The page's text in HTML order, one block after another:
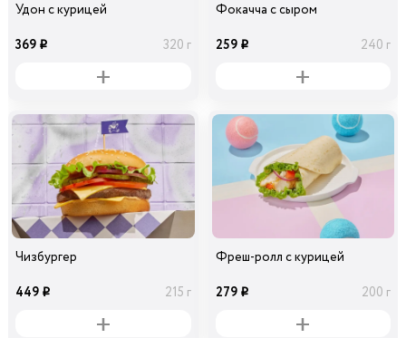
Удон с курицей
369 i 320 г
Фокачча с сыром
259 i 240 г
Чизбургер
449 i 215 г
Фреш-ролл с курицей
279 i 200 г